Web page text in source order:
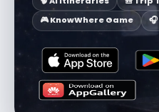
🎮 KnowWhere Game